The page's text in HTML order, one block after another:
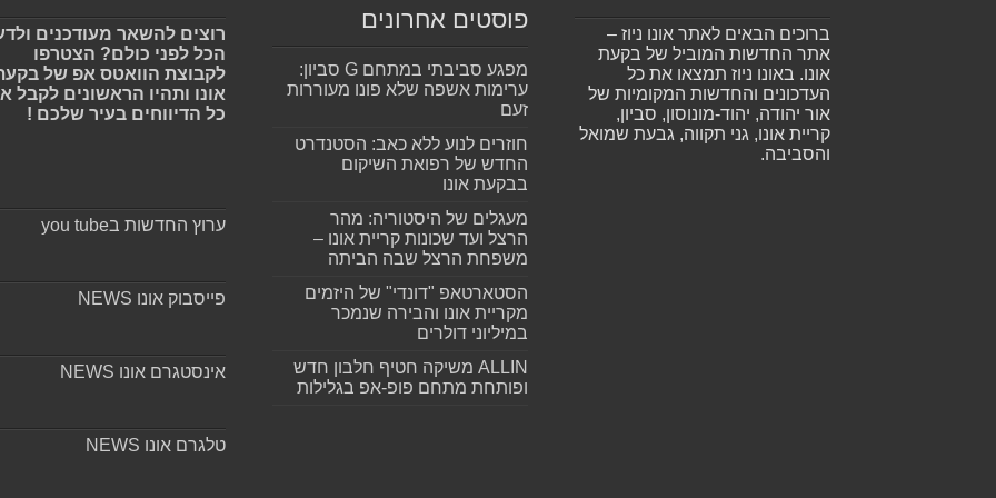
ברוכים הבאים לאתר אונו ניוז –
אתר החדשות המוביל של בקעת
אונו. באונו ניוז תמצאו את כל
העדכונים והחדשות המקומיות של
אור יהודה, יהוד-מונוסון, סביון,
קריית אונו, גני תקווה, גבעת שמואל
והסביבה.
פוסטים אחרונים
מפגע סביבתי במתחם G סביון:
ערימות אשפה שלא פונו מעוררות
זעם
חוזרים לנוע ללא כאב: הסטנדרט
החדש של רפואת השיקום
בבקעת אונו
מעגלים של היסטוריה: מהר
הרצל ועד שכונות קריית אונו –
משפחת הרצל שבה הביתה
הסטארטאפ "דונדי" של היזמים
מקריית אונו והבירה שנמכר
במיליוני דולרים
ALLIN משיקה חטיף חלבון חדש
ופותחת מתחם פופ-אפ בגלילות
רוצים להשאר מעודכנים
הכל לפני כולם? הצטרפו
לקבוצת הוואטס אפ של
אונו ותהיו הראשונים לקבל
כל הדיווחים בעיר שלכם !
ערוץ החדשות בyou tube
פייסבוק אונו NEWS
אינסטגרם אונו NEWS
טלגרם אונו NEWS